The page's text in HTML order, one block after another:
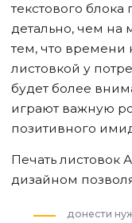
текстового
детально, чем на
тем, что времени
листовкой у
будет более
играют важную
позитивного
Печать листовок
дизайном
донести